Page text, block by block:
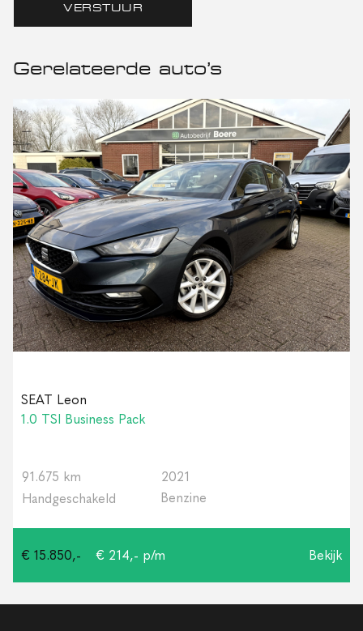
VERSTUUR
Gerelateerde auto’s
SEAT Leon
1.0 TSI Business Pack
91.675 km
2021
Handgeschakeld
Benzine
€ 15.850,- € 214,- p/m Bekijk